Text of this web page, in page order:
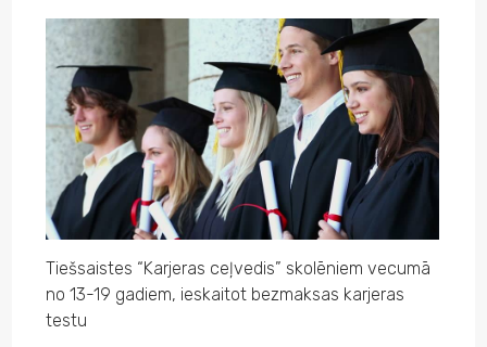
Tiešsaistes “Karjeras ceļvedis” skolēniem vecumā
no 13-19 gadiem, ieskaitot bezmaksas karjeras
testu